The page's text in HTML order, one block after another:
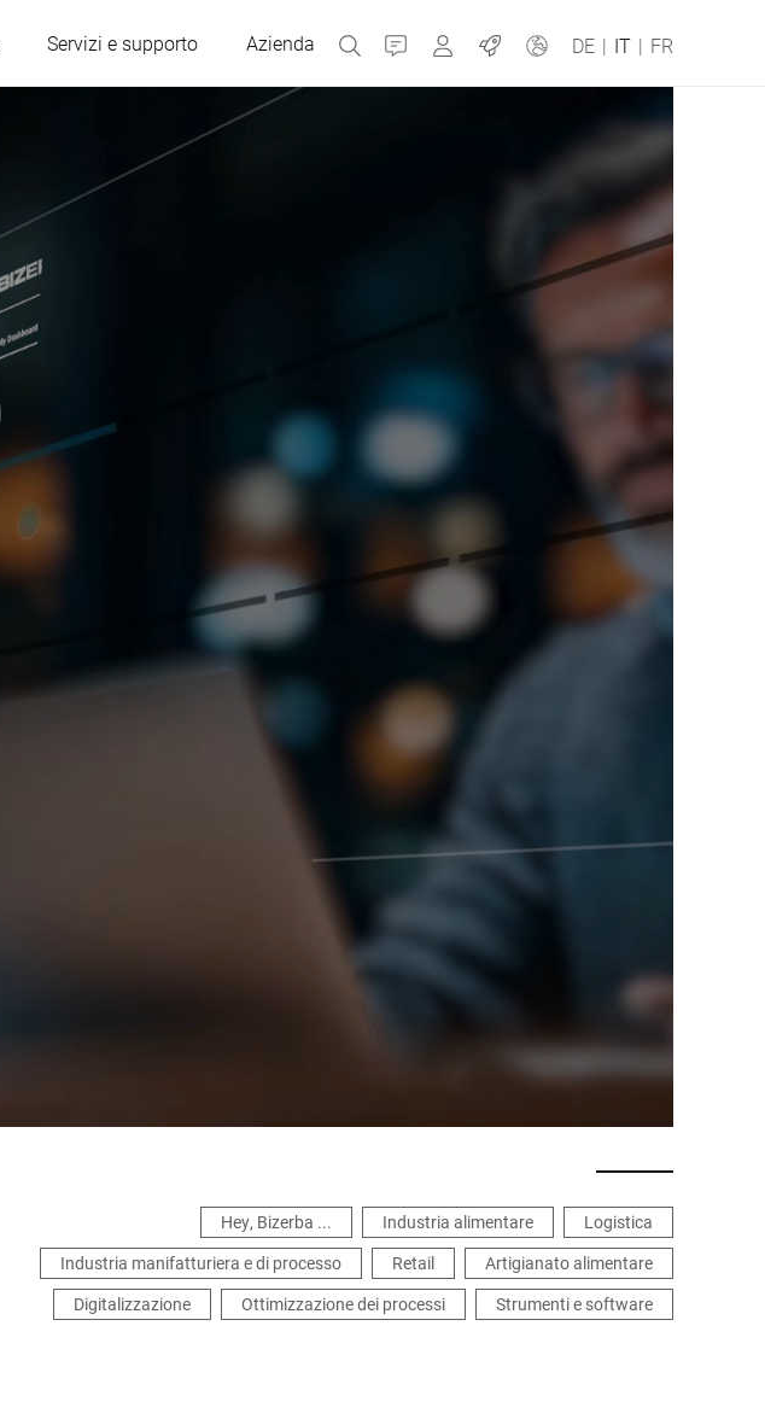
Servizi e supporto Azienda Contatti MyBizerba
Jobs DE | IT | FR
Portogallo
Spagna
Ucraina
Hey, Bizerba ... Industria alimentare
Logistica
Industria manifatturiera e di processo
Retail
Artigianato alimentare
Digitalizzazione
Ottimizzazione dei processi Strumenti e software